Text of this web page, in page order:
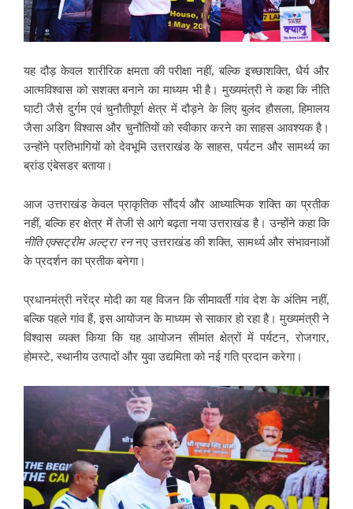
यह दौड़ केवल शारीरिक क्षमता की परीक्षा नहीं, बल्कि इच्छाशक्ति, धैर्य और
आत्मविश्वास को सशक्त बनाने का माध्यम भी है। मुख्यमंत्री ने कहा कि नीति
घाटी जैसे दुर्गम एवं चुनौतीपूर्ण क्षेत्र में दौड़ने के लिए बुलंद हौसला, हिमालय
जैसा अडिग विश्वास और चुनौतियों को स्वीकार करने का साहस आवश्यक है।
उन्होंने प्रतिभागियों को देवभूमि उत्तराखंड के साहस, पर्यटन और सामर्थ्य का
ब्रांड एंबेसडर बताया।
आज उत्तराखंड केवल प्राकृतिक सौंदर्य और आध्यात्मिक शक्ति का प्रतीक
नहीं, बल्कि हर क्षेत्र में तेजी से आगे बढ़ता नया उत्तराखंड है। उन्होंने कहा कि
नीतिएक्सट्रीमअल्ट्रा रननए उत्तराखंड की शक्ति, सामर्थ्य और संभावनाओं
के प्रदर्शन का प्रतीक बनेगा।
प्रधानमंत्री नरेंद्र मोदी का यह विजन कि सीमावर्ती गांव देश के अंतिम नहीं,
बल्कि पहले गांव हैं, इस आयोजन के माध्यम से साकार हो रहा है। मुख्यमंत्री ने
विश्वास व्यक्त किया कि यह आयोजन सीमांत क्षेत्रों में पर्यटन, रोजगार,
होमस्टे, स्थानीय उत्पादों और युवा उद्यमिता को नई गति प्रदान करेगा।